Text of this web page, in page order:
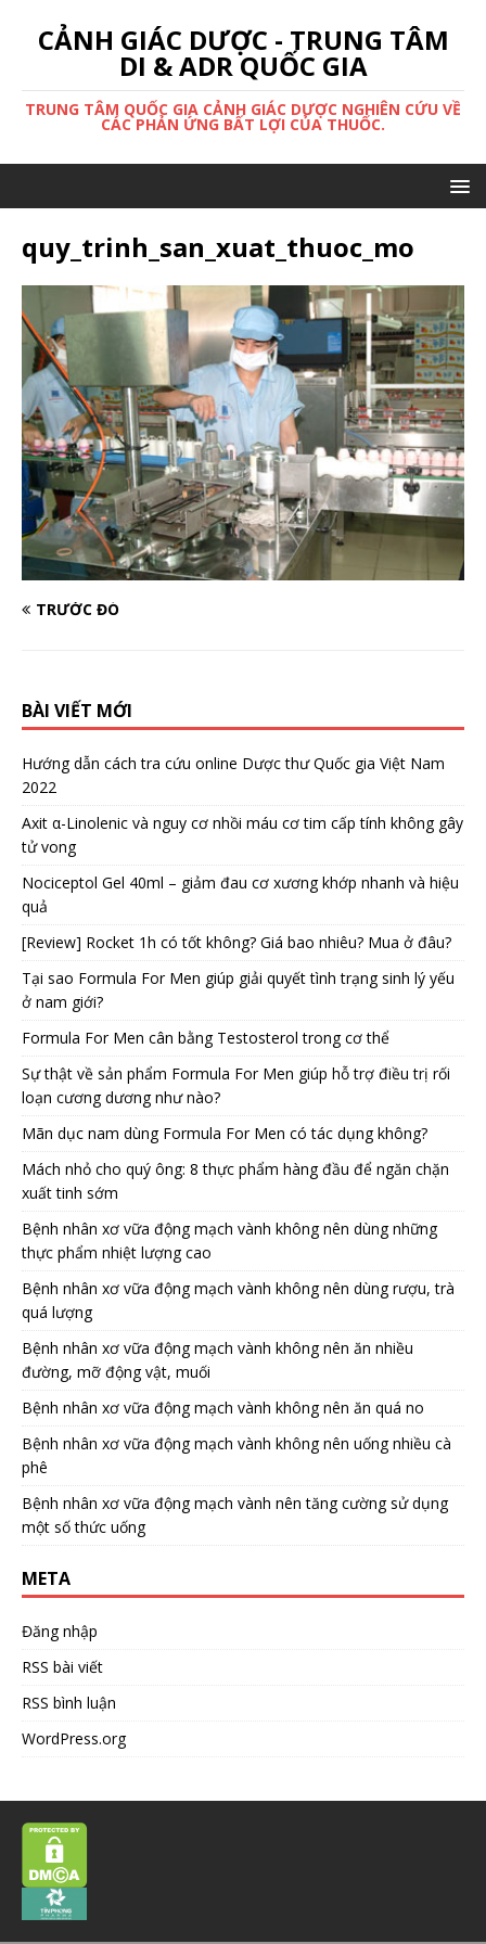
CẢNH GIÁC DƯỢC - TRUNG TÂM
DI & ADR QUỐC GIA
TRUNG TÂM QUỐC GIA CẢNH GIÁC DƯỢC NGHIÊN CỨU VỀ
CÁC PHẢN ỨNG BẤT LỢI CỦA THUỐC.
quy_trinh_san_xuat_thuoc_mo
TRƯỚC ĐÓ
BÀI VIẾT MỚI
Hướng dẫn cách tra cứu online Dược thư Quốc gia Việt Nam
2022
Axit α-Linolenic và nguy cơ nhồi máu cơ tim cấp tính không gây
tử vong
Nociceptol Gel 40ml – giảm đau cơ xương khớp nhanh và hiệu
quả
[Review] Rocket 1h có tốt không? Giá bao nhiêu? Mua ở đâu?
Tại sao Formula For Men giúp giải quyết tình trạng sinh lý yếu
ở nam giới?
Formula For Men cân bằng Testosterol trong cơ thể
Sự thật về sản phẩm Formula For Men giúp hỗ trợ điều trị rối
loạn cương dương như nào?
Mãn dục nam dùng Formula For Men có tác dụng không?
Mách nhỏ cho quý ông: 8 thực phẩm hàng đầu để ngăn chặn
xuất tinh sớm
Bệnh nhân xơ vữa động mạch vành không nên dùng những
thực phẩm nhiệt lượng cao
Bệnh nhân xơ vữa động mạch vành không nên dùng rượu, trà
quá lượng
Bệnh nhân xơ vữa động mạch vành không nên ăn nhiều
đường, mỡ động vật, muối
Bệnh nhân xơ vữa động mạch vành không nên ăn quá no
Bệnh nhân xơ vữa động mạch vành không nên uống nhiều cà
phê
Bệnh nhân xơ vữa động mạch vành nên tăng cường sử dụng
một số thức uống
META
Đăng nhập
RSS bài viết
RSS bình luận
WordPress.org